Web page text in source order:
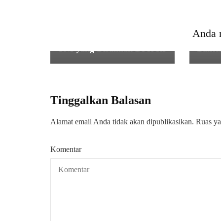
Anda
Tinggalkan Balasan
Alamat email Anda tidak akan dipublikasikan. Ruas
Komentar